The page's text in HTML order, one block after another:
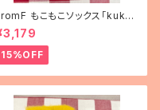
もこもこソックス「kukka
（花畑）」
15%OFF